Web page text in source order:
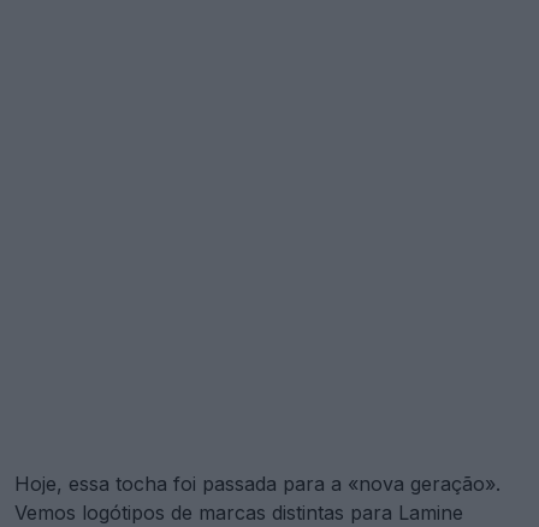
Hoje, essa tocha foi passada para a «nova geração».
Vemos logótipos de marcas distintas para Lamine